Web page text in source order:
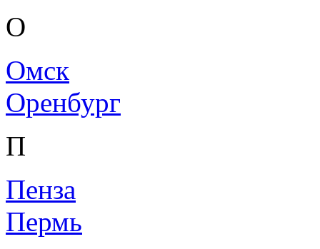
О
Омск
Оренбург
П
Пенза
Пермь